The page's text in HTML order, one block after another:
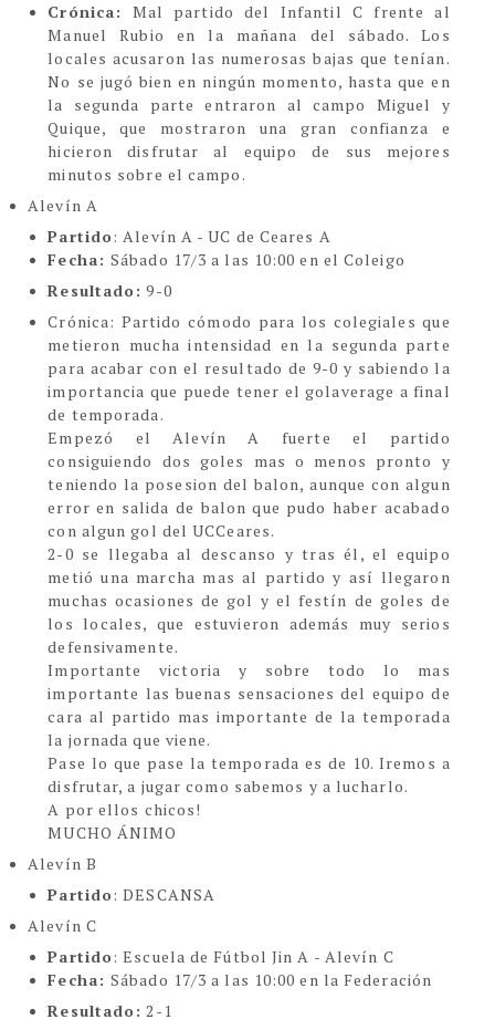
Crónica:
Mal partido del Infantil C frente al
Manuel Rubio en la mañana del sábado. Los
locales acusaron las numerosas bajas que tenían.
No se jugó bien en ningún momento, hasta que en
la segunda parte entraron al campo Miguel y
Quique, que mostraron una gran confianza e
hicieron disfrutar al equipo de sus mejores
minutos sobre el campo.
Alevín A
Partido: Alevín A - UC de Ceares A
Fecha:Sábado 17/3 a las 10:00 en el Coleigo
Resultado: 9-0
Crónica: Partido cómodo para los colegiales que
metieron mucha intensidad en la segunda parte
para acabar con el resultado de 9-0 y sabiendo la
importancia que puede tener el golaverage a final
de temporada.
Empezó el Alevín A fuerte el partido
consiguiendo dos goles mas o menos pronto y
teniendo la posesion del balon, aunque con algun
error en salida de balon que pudo haber acabado
con algun gol del UCCeares.
2-0 se llegaba al descanso y tras él, el equipo
metió una marcha mas al partido y así llegaron
muchas ocasiones de gol y el festín de goles de
los locales, que estuvieron además muy serios
defensivamente.
Importante victoria y sobre todo lo mas
importante las buenas sensaciones del equipo de
cara al partido mas importante de la temporada
la jornada que viene.
Pase lo que pase la temporada es de 10. Iremos a
disfrutar, a jugar como sabemos y a lucharlo.
A por ellos chicos!
MUCHO ÁNIMO
Alevín B
Partido: DESCANSA
Alevín C
Partido: Escuela de Fútbol Jin A - Alevín C
Fecha:Sábado 17/3 a las 10:00 en la Federación
Resultado: 2-1